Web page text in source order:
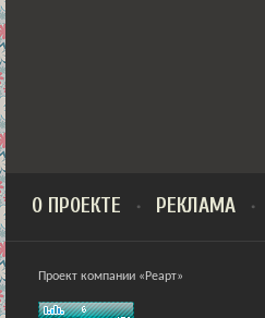
О ПРОЕКТЕ РЕКЛАМА
Проект компании «Реарт»